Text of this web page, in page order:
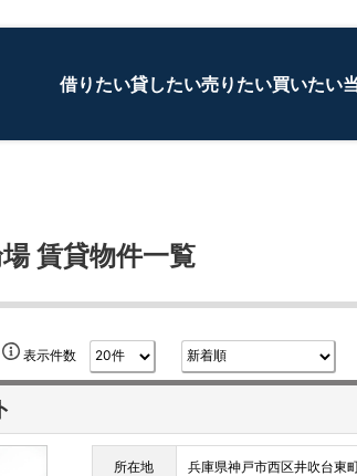
借りたい貸したい売りたい買いたい
賃貸物件一覧
表示件数
所在地 兵庫県神戸市西区井吹台東